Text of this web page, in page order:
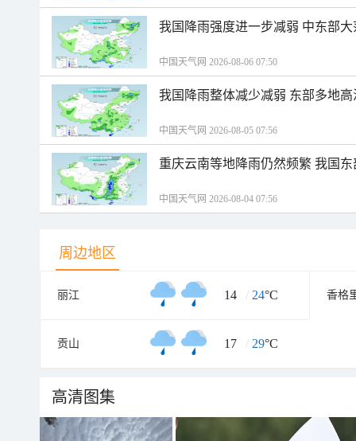
我国降雨强度进一步减弱 中东部
中国天气网 2026-08-06 07:50
我国降雨整体减少减弱 东部多地
中国天气网 2026-08-05 07:56
重庆云南等地降雨仍然频繁 我国
中国天气网 2026-08-04 07:56
周边地区
丽江 14 / 24°C 香格
贡山 17 / 29°C
高清图集